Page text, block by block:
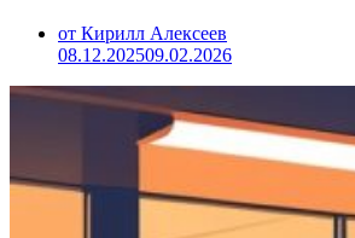
от Кирилл Алексеев
08.12.202509.02.2026